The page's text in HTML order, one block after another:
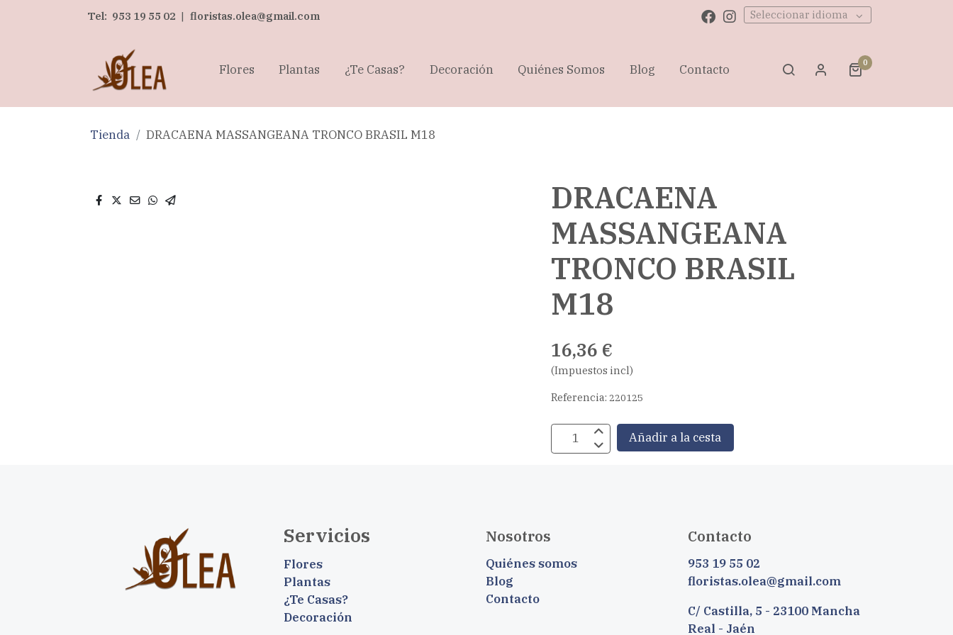
Tel: 953 19 55 02 | floristas.olea@gmail.com Seleccionar idioma
Flores Plantas ¿Te Casas? Decoración Quiénes Somos Blog Contacto 0
Tienda DRACAENA MASSANGEANA TRONCO BRASIL M18
DRACAENA
MASSANGEANA
TRONCO BRASIL
M18
16,36 €
(Impuestos incl)
Referencia:220125
Añadir a la cesta
Servicios
Flores
Plantas
¿Te Casas?
Decoración
Nosotros
Quiénes somos
Blog
Contacto
Contacto
953 19 55 02
floristas.olea@gmail.com
C/ Castilla, 5 - 23100 Mancha
Real - Jaén